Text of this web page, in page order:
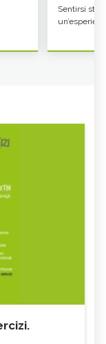
Sentirsi